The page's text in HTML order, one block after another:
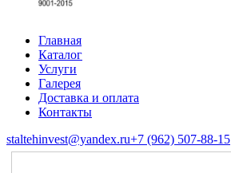
Главная
Каталог
Услуги
Галерея
Доставка и оплата
Контакты
staltehinvest@yandex.ru+7 (962) 507-88-15